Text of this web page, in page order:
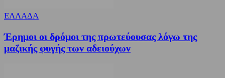
ΕΛΛΑΔΑ
Έρημοι οι δρόμοι της πρωτεύουσας λόγω της
μαζικής φυγής των αδειούχων